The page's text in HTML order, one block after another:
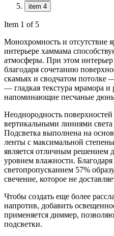
item 4
Item 1 of 5
Монохромность и отсутствие
интерьере хаммама
атмосферы. При этом
благодаря сочетанию
скамьях и сводчатом потолке
— гладкая текстура мрамора
напоминающие песчаные
Неоднородность поверхностей
вертикальными линиями
Подсветка выполнена на
ленты с максимальной
является отличным решением
уровнем влажности.
светопропусканием 57%
свечение, которое не
Чтобы создать еще более
напротив, добавить
применяется диммер,
подсветки.